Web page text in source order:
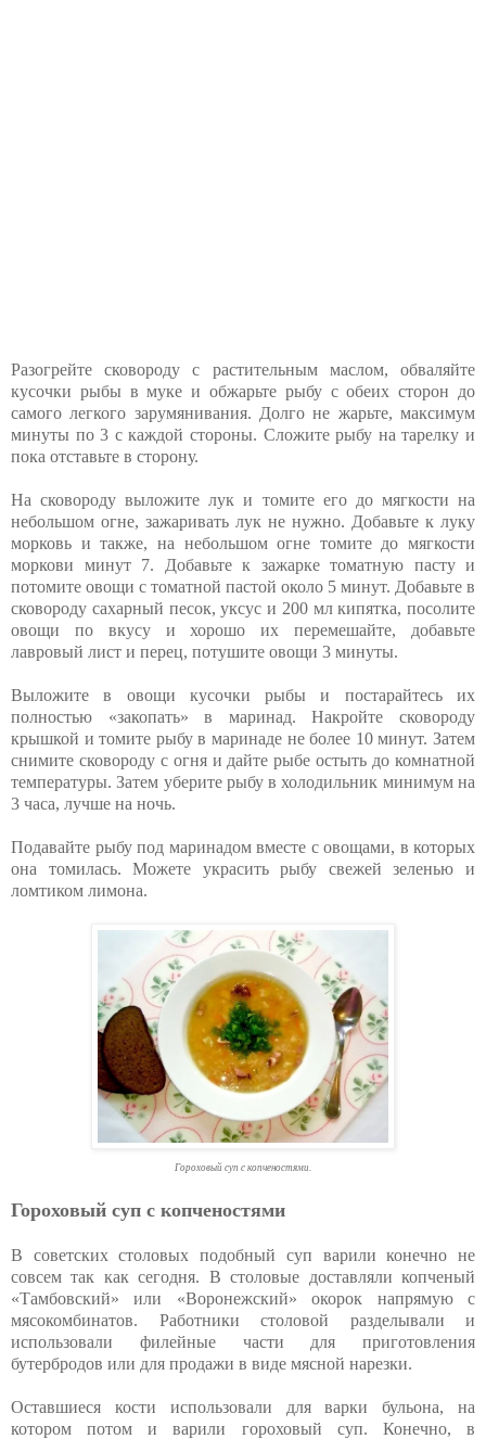
Разогрейте сковороду с растительным маслом, обваляйте
кусочки рыбы в муке и обжарьте рыбу с обеих сторон до
самого легкого зарумянивания. Долго не жарьте, максимум
минуты по 3 с каждой стороны. Сложите рыбу на тарелку и
пока отставьте в сторону.
На сковороду выложите лук и томите его до мягкости на
небольшом огне, зажаривать лук не нужно. Добавьте к луку
морковь и также, на небольшом огне томите до мягкости
моркови минут 7. Добавьте к зажарке томатную пасту и
потомите овощи с томатной пастой около 5 минут. Добавьте в
сковороду сахарный песок, уксус и 200 мл кипятка, посолите
овощи по вкусу и хорошо их перемешайте, добавьте
лавровый лист и перец, потушите овощи 3 минуты.
Выложите в овощи кусочки рыбы и постарайтесь их
полностью «закопать» в маринад. Накройте сковороду
крышкой и томите рыбу в маринаде не более 10 минут. Затем
снимите сковороду с огня и дайте рыбе остыть до комнатной
температуры. Затем уберите рыбу в холодильник минимум на
3 часа, лучше на ночь.
Подавайте рыбу под маринадом вместе с овощами, в которых
она томилась. Можете украсить рыбу свежей зеленью и
ломтиком лимона.
Гороховый суп с копченостями.
Гороховый суп с копченостями
В советских столовых подобный суп варили конечно не
совсем так как сегодня. В столовые доставляли копченый
«Тамбовский» или «Воронежский» окорок напрямую с
мясокомбинатов. Работники столовой разделывали и
использовали филейные части для приготовления
бутербродов или для продажи в виде мясной нарезки.
Оставшиеся кости использовали для варки бульона, на
котором потом и варили гороховый суп. Конечно, в